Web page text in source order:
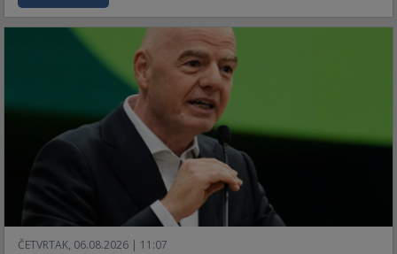
ČETVRTAK, 06.08.2026 | 11:07